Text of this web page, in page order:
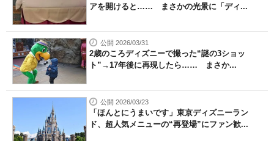
アを開けると…… まさかの光景に「ディ...
公開 2026/03/31
2歳のころディズニーで撮った“謎の3ショッ
ト”→17年後に再現したら…… まさか...
公開 2026/03/23
「ほんとにうまいです」東京ディズニーラン
ド、超人気メニューの“再登場”にファン歓...